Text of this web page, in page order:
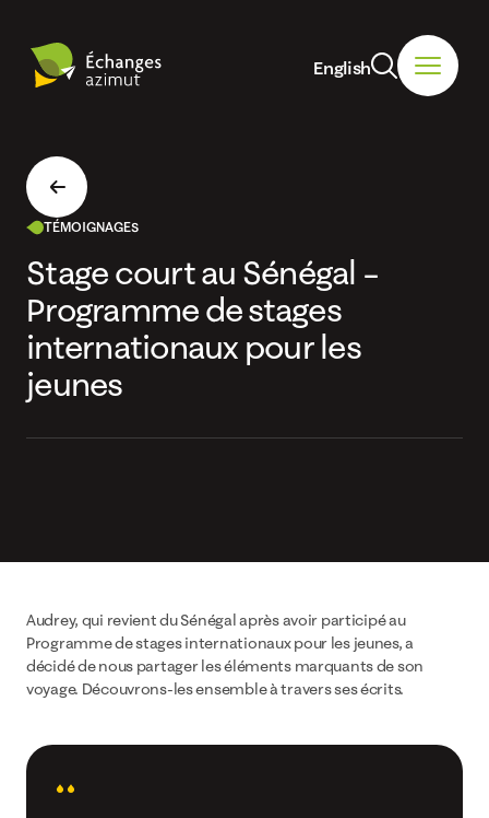
English
TÉMOIGNAGES
Stage court au Sénégal –
Programme de stages
internationaux pour les
jeunes
Audrey, qui revient du Sénégal après avoir participé au
Programme de stages internationaux pour les jeunes, a
décidé de nous partager les éléments marquants de son
voyage. Découvrons-les ensemble à travers ses écrits.